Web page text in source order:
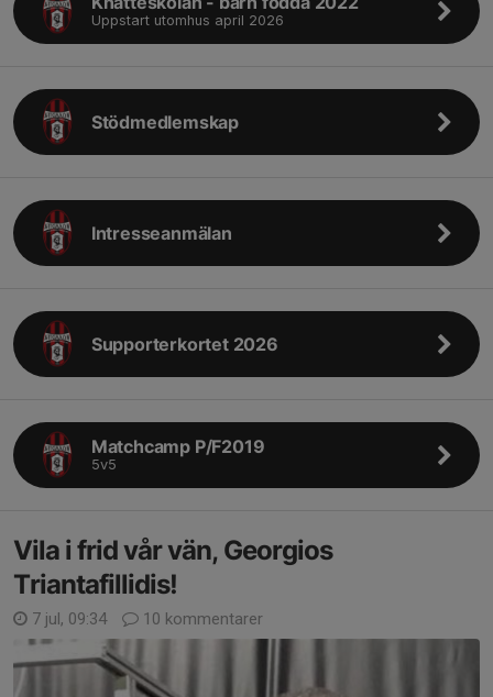
Uppstart utomhus april 2026
Stödmedlemskap
Intresseanmälan
Supporterkortet 2026
Matchcamp P/F2019
5v5
Vila i frid vår vän, Georgios
Triantafillidis!
7 jul, 09:34 10 kommentarer